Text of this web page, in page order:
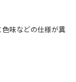
味などの仕様が異